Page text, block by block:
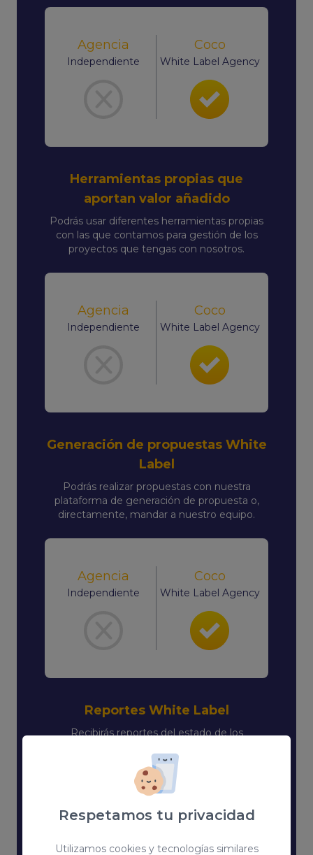
Respetamos tu privacidad
Utilizamos cookies y tecnologías similares
Agencia
Independiente
Coco
White Label Agency
Herramientas propias que
aportan valor añadido
Podrás usar diferentes herramientas propias
con las que contamos para gestión de los
proyectos que tengas con nosotros.
Agencia
Independiente
Coco
White Label Agency
Generación de propuestas White
Label
Podrás realizar propuestas con nuestra
plataforma de generación de propuesta o,
directamente, mandar a nuestro equipo.
Agencia
Independiente
Coco
White Label Agency
Reportes White Label
Recibirás reportes del estado de los
contratados.
Agencia Coco